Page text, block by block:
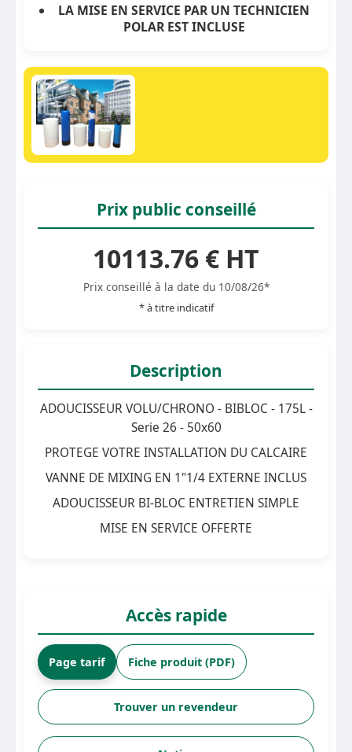
LA MISE EN SERVICE PAR UN TECHNICIEN
POLAR EST INCLUSE
Prix public conseillé
10113.76 € HT
Prix conseillé à la date du 10/08/26*
* à titre indicatif
Description
ADOUCISSEUR VOLU/CHRONO - BIBLOC - 175L -
Serie 26 - 50x60
PROTEGE VOTRE INSTALLATION DU CALCAIRE
VANNE DE MIXING EN 1"1/4 EXTERNE INCLUS
ADOUCISSEUR BI-BLOC ENTRETIEN SIMPLE
MISE EN SERVICE OFFERTE
Accès rapide
Page tarif Fiche produit (PDF)
Trouver un revendeur